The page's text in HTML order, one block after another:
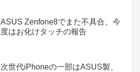
ASUS Zenfone8でまた不具合、今
度はお化けタッチの報告
次世代iPhoneの一部はASUS製、